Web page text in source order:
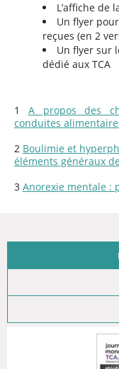
L’affiche de
Un flyer
reçues (en 2
Un flyer sur
dédié aux TCA
1 A propos des
conduites
2 Boulimie et
éléments généraux
3 Anorexie mentale :